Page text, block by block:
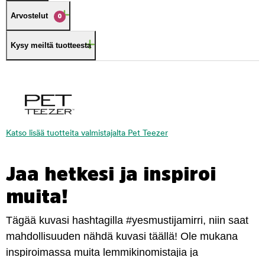
Arvostelut 0
Kysy meiltä tuotteesta
Katso lisää tuotteita valmistajalta Pet Teezer
Jaa hetkesi ja inspiroi
muita!
Tägää kuvasi hashtagilla #yesmustijamirri, niin saat
mahdollisuuden nähdä kuvasi täällä! Ole mukana
inspiroimassa muita lemmikinomistajia ja